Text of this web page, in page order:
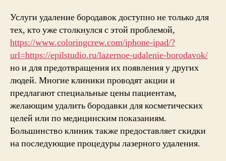
Услуги удаление бородавок доступно не только для
тех, кто уже столкнулся с этой проблемой,
https://www.coloringcrew.com/iphone-ipad/?
url=https://epilstudio.ru/lazernoe-udalenie-borodavok/
но и для предотвращения их появления у других
людей. Многие клиники проводят акции и
предлагают специальные цены пациентам,
желающим удалить бородавки для косметических
целей или по медицинским показаниям.
Большинство клиник также предоставляет скидки
на последующие процедуры лазерного удаления.